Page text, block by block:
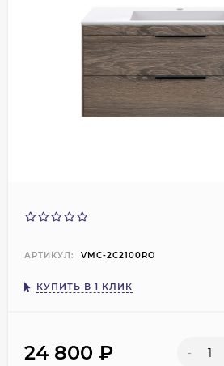
АРТИКУЛ: VMC-2C2100RO
КУПИТЬ В 1 КЛИК
24 800 ₽ -